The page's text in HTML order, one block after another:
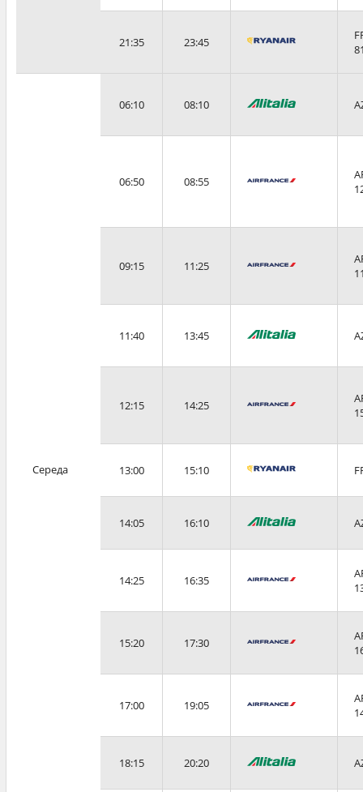
21:35 23:45
Середа
06:10 08:10
06:50 08:55
09:15 11:25
11:40 13:45
12:15 14:25
13:00 15:10
14:05 16:10
14:25 16:35
15:20 17:30
17:00 19:05
18:15 20:20